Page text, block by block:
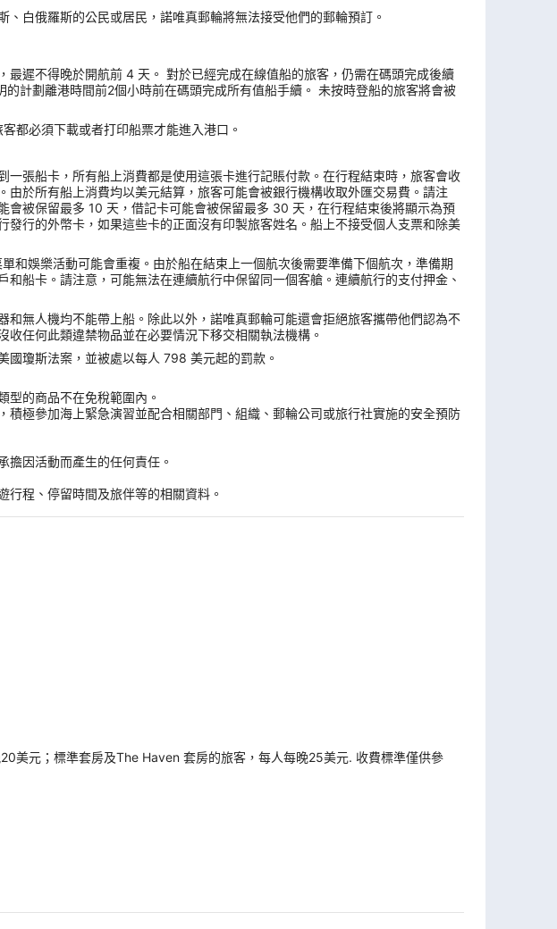
白俄羅斯的公民或居民，諾唯真郵輪將無法接受他們的郵輪預訂。
遲不得晚於開航前 4 天。 對於已經完成在線值船的旅客，仍需在碼頭完成後續
計劃離港時間前2個小時前在碼頭完成所有值船手續。 未按時登船的旅客將會被
都必須下載或者打印船票才能進入港口。
張船卡，所有船上消費都是使用這張卡進行記賬付款。在行程結束時，旅客會收
於所有船上消費均以美元結算，旅客可能會被銀行機構收取外匯交易費。請注
被保留最多 10 天，借記卡可能會被保留最多 30 天，在行程結束後將顯示為預
行的外幣卡，如果這些卡的正面沒有印製旅客姓名。船上不接受個人支票和除美
娛樂活動可能會重複。由於船在結束上一個航次後需要準備下個航次，準備期
船卡。請注意，可能無法在連續航行中保留同一個客艙。連續航行的支付押金、
無人機均不能帶上船。除此以外，諾唯真郵輪可能還會拒絕旅客攜帶他們認為不
任何此類違禁物品並在必要情況下移交相關執法機構。
國瓊斯法案，並被處以每人 798 美元起的罰款。
型的商品不在免稅範圍內。
極參加海上緊急演習並配合相關部門、組織、郵輪公司或旅行社實施的安全預防
擔因活動而產生的任何責任。
程、停留時間及旅伴等的相關資料。
美元；標準套房及The Haven 套房的旅客，每人每晚25美元. 收費標準僅供參